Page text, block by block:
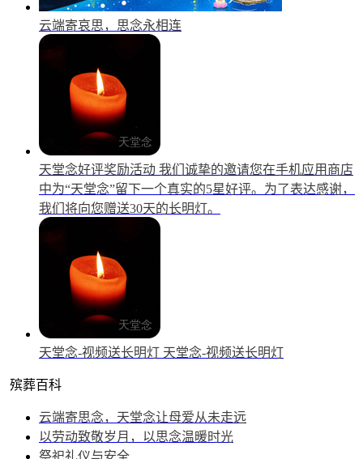
云端寄哀思，思念永相连
天堂念好评奖励活动 我们诚挚的邀请您在手机应用商店
中为“天堂念”留下一个真实的5星好评。为了表达感谢，
我们将向您赠送30天的长明灯。
天堂念-视频送长明灯 天堂念-视频送长明灯
殡葬百科
云端寄思念，天堂念让母爱从未走远
以劳动致敬岁月，以思念温暖时光
祭祀礼仪与安全